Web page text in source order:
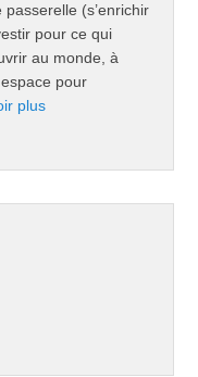
(s’enrichir
pour ce qui
au monde, à
pour
plus